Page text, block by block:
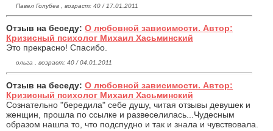
Павел Голубев , возраст: 40 / 17.01.2011
Отзыв на беседу: О любовной зависимости. Автор:
Кризисный психолог Михаил Хасьминский
Это прекрасно! Спасибо.
ольга , возраст: 40 / 04.01.2011
Отзыв на беседу: О любовной зависимости. Автор:
Кризисный психолог Михаил Хасьминский
Сознательно "бередила" себе душу, читая отзывы девушек и
женщин, прошла по ссылке и развеселилась...Чудесным
образом нашла то, что подспудно и так и знала и чувствовала.